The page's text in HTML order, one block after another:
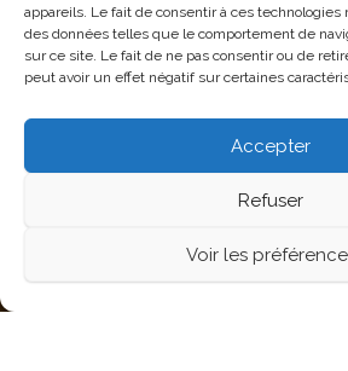
appareils. Le fait de consentir à ces
des données telles que le comportement de
sur ce site. Le fait de ne pas consentir ou de
peut avoir un effet négatif sur certaines
Accepter
Refuser
Voir les
Mariage, La Ferme Seigne,
Mariage au Château de Montrouge,
Fièrement propulsé parWordPress